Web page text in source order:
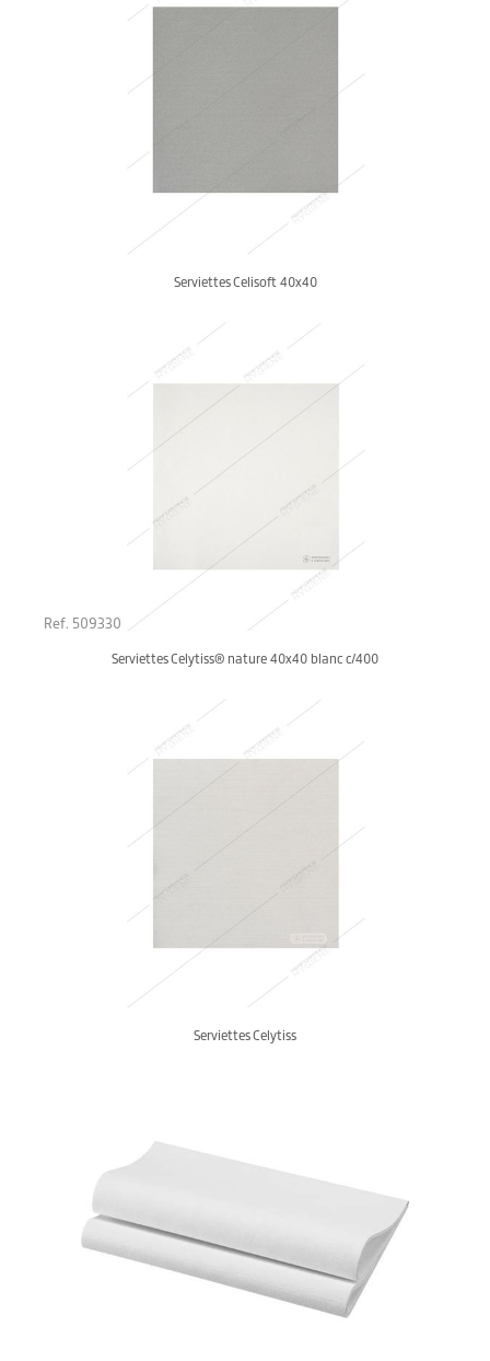
Serviettes Celisoft 40x40
Ref. 509330
Serviettes Celytiss® nature 40x40 blanc c/400
Serviettes Celytiss